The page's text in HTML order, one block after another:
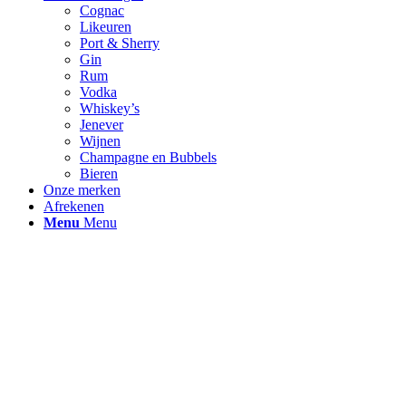
Cognac
Likeuren
Port & Sherry
Gin
Rum
Vodka
Whiskey’s
Jenever
Wijnen
Champagne en Bubbels
Bieren
Onze merken
Afrekenen
Menu Menu